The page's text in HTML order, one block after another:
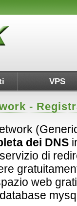
VPS
-
dei DNS
di
web